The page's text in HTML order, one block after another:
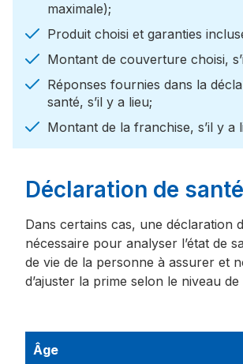
Prolongation de contrat
Retour hâtifchevron_right
Assistance voyage
Ressources
Accueilchevron_right
maximale);
Produit choisi et garanties
Montant de couverture choisi,
Réponses fournies dans la
santé, s’il y a lieu;
Montant de la franchise, s’il y a
Déclaration de santé
Dans certains cas, une déclaration
nécessaire pour analyser l’état de
de vie de la personne à assurer et
d’ajuster la prime selon le niveau
Âge